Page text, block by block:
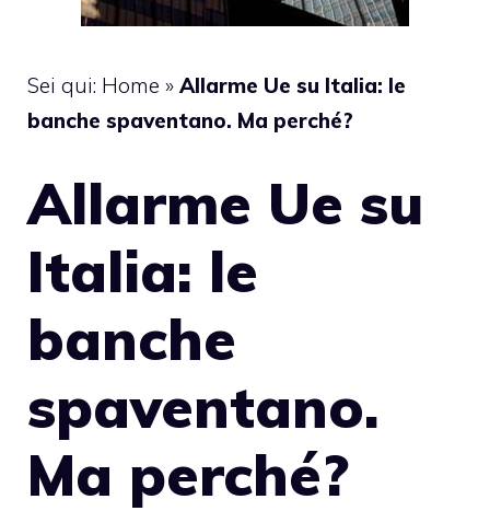
Sei qui: Home » Allarme Ue su Italia: le
banche spaventano. Ma perché?
Allarme Ue su
Italia: le
banche
spaventano.
Ma perché?